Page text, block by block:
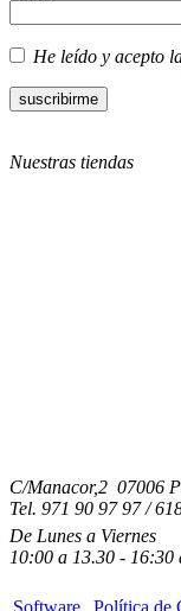
He leído y acepto
Nuestras tiendas
C/Manacor,2 07006
Tel. 971 90 97 97 /
De Lunes a Viernes
10:00 a 13.30 - 16:30
Software Política de